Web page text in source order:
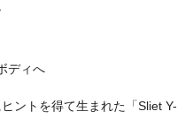
ディへ
ントを得て生まれた「Sliet Y-